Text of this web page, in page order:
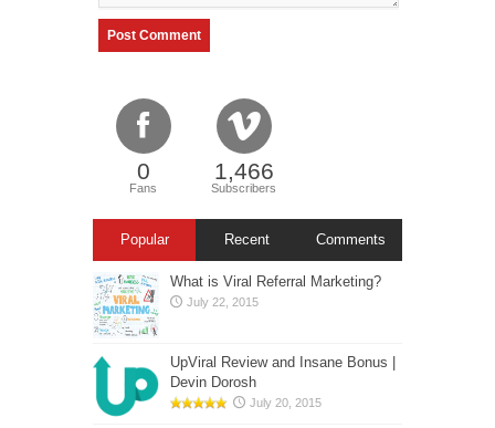
0
Fans
1,466
Subscribers
Popular Recent Comments
What is Viral Referral Marketing?
July 22, 2015
UpViral Review and Insane Bonus |
Devin Dorosh
July 20, 2015